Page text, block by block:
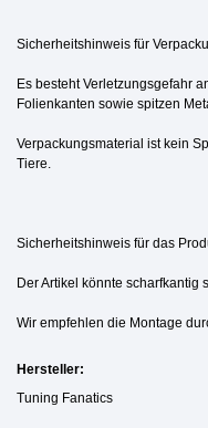
Sicherheitshinweis für
Es besteht Verletzungsgefahr
Folienkanten sowie spitzen
Verpackungsmaterial ist kein
Tiere.
Sicherheitshinweis für das
Der Artikel könnte scharfkantig
Wir empfehlen die Montage
Hersteller:
Tuning Fanatics